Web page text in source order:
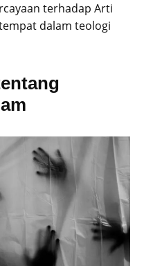
terhadap Arti
dalam teologi